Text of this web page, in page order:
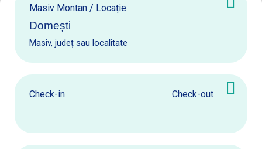
Masiv Montan / Locație
Masiv, județ sau localitate
Check-in Check-out